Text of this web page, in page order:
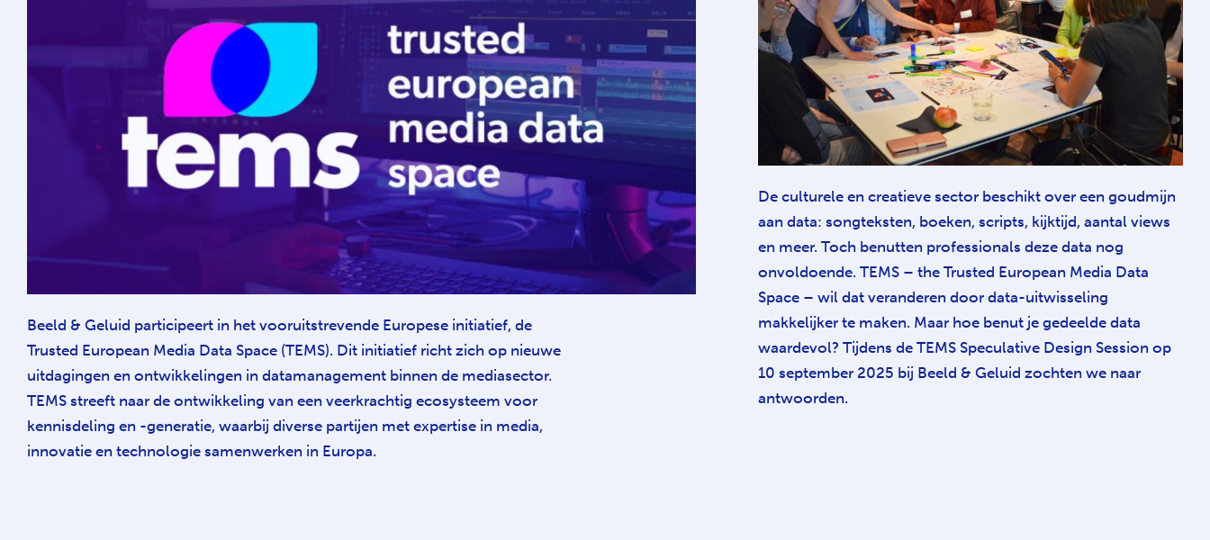
Beeld & Geluid participeert in het vooruitstrevende Europese initiatief, de
Trusted European Media Data Space (TEMS). Dit initiatief richt zich op nieuwe
uitdagingen en ontwikkelingen in datamanagement binnen de mediasector.
TEMS streeft naar de ontwikkeling van een veerkrachtig ecosysteem voor
kennisdeling en -generatie, waarbij diverse partijen met expertise in media,
innovatie en technologie samenwerken in Europa.
De culturele en creatieve sector beschikt over een goudmijn
aan data: songteksten, boeken, scripts, kijktijd, aantal views
en meer. Toch benutten professionals deze data nog
onvoldoende. TEMS – the Trusted European Media Data
Space – wil dat veranderen door data-uitwisseling
makkelijker te maken. Maar hoe benut je gedeelde data
waardevol? Tijdens de TEMS Speculative Design Session op
10 september 2025 bij Beeld & Geluid zochten we naar
antwoorden.